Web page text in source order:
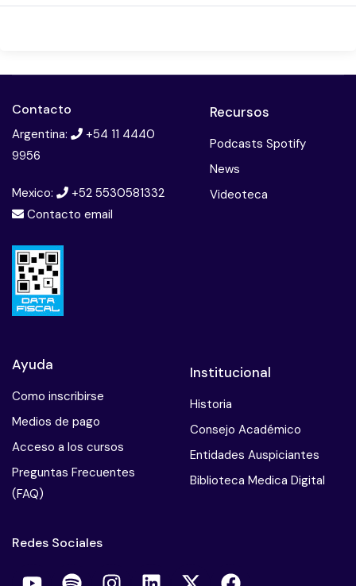
Contacto
Argentina:
+54 11 4440
9956
Mexico:
+52 5530581332
Contacto email
Recursos
Podcasts Spotify
News
Videoteca
Ayuda
Como inscribirse
Medios de pago
Acceso a los cursos
Preguntas Frecuentes
(FAQ)
Institucional
Historia
Consejo Académico
Entidades Auspiciantes
Biblioteca Medica Digital
Redes Sociales